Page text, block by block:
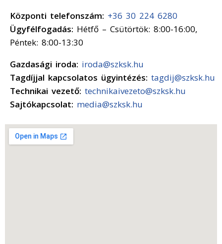
Központi telefonszám: +36 30 224 6280
Ügyfélfogadás: Hétfő – Csütörtök: 8:00-16:00,
Péntek: 8:00-13:30
Gazdasági iroda: iroda@szksk.hu
Tagdíjjal kapcsolatos ügyintézés: tagdij@szksk.hu
Technikai vezető: technikaivezeto@szksk.hu
Sajtókapcsolat: media@szksk.hu